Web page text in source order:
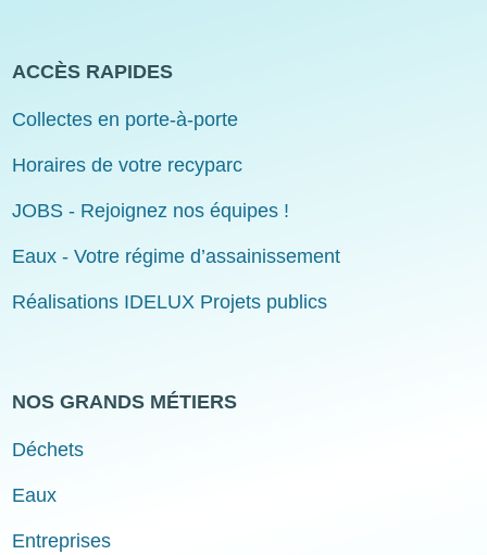
ACCÈS RAPIDES
Collectes en porte-à-porte
Horaires de votre recyparc
JOBS - Rejoignez nos équipes !
Eaux - Votre régime d’assainissement
Réalisations IDELUX Projets publics
NOS GRANDS MÉTIERS
Déchets
Eaux
Entreprises